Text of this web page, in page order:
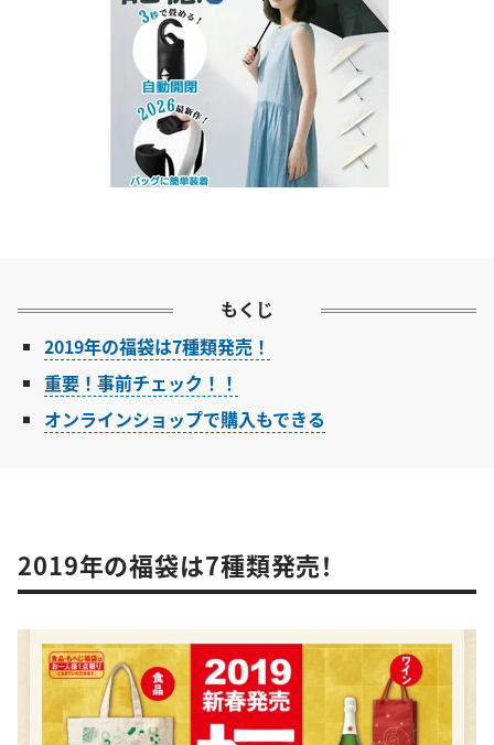
もくじ
2019年の福袋は7種類発売！
重要！事前チェック！！
オンラインショップで購入もできる
2019年の福袋は7種類発売！